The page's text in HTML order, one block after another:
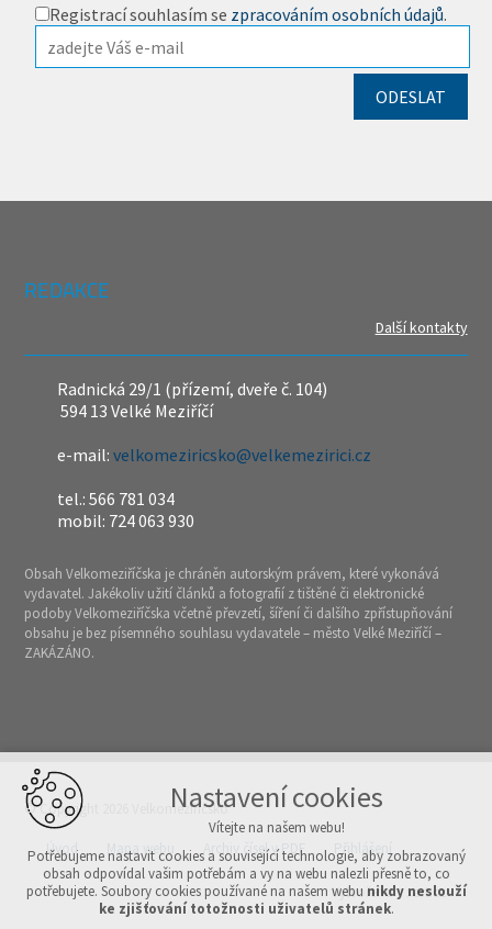
Registrací souhlasím se zpracováním osobních údajů.
REDAKCE
Další kontakty
Radnická 29/1 (přízemí, dveře č. 104)
594 13 Velké Meziříčí
e-mail:velkomeziricsko@velkemezirici.cz
tel.: 566 781 034
mobil: 724 063 930
Obsah Velkomeziříčska je chráněn autorským právem, které vykonává
vydavatel. Jakékoliv užití článků a fotografií z tištěné či elektronické
podoby Velkomeziříčska včetně převzetí, šíření či dalšího zpřístupňování
obsahu je bez písemného souhlasu vydavatele – město Velké Meziříčí –
ZAKÁZÁNO.
© Copyright 2026 Velkomeziříčsko
Úvod Mapa webu Archiv čísel v PDF Přihlášení
Vytvořeno v xart.cz
Nastavení cookies
Vítejte na našem webu!
Potřebujeme nastavit cookies a související technologie, aby zobrazovaný
obsah odpovídal vašim potřebám a vy na webu nalezli přesně to, co
potřebujete. Soubory cookies používané na našem webu nikdy neslouží
ke zjišťování totožnosti uživatelů stránek.